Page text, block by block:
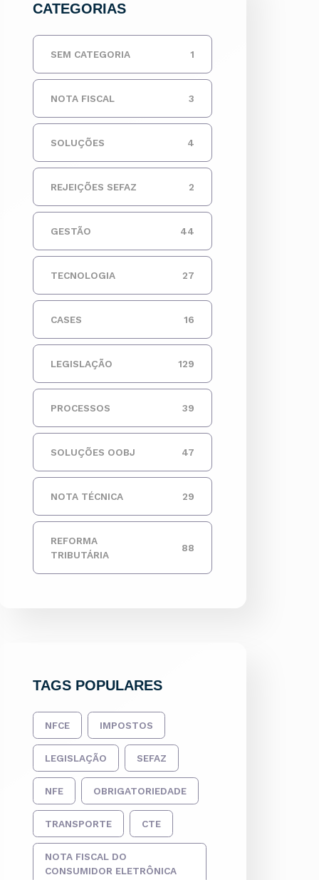
CATEGORIAS
SEM CATEGORIA 1
NOTA FISCAL 3
SOLUÇÕES 4
REJEIÇÕES SEFAZ 2
GESTÃO 44
TECNOLOGIA 27
CASES 16
LEGISLAÇÃO 129
PROCESSOS 39
SOLUÇÕES OOBJ 47
NOTA TÉCNICA 29
REFORMA
TRIBUTÁRIA
88
TAGS POPULARES
NFCE IMPOSTOS
LEGISLAÇÃO SEFAZ
NFE OBRIGATORIEDADE
TRANSPORTE CTE
NOTA FISCAL DO
CONSUMIDOR ELETRÔNICA